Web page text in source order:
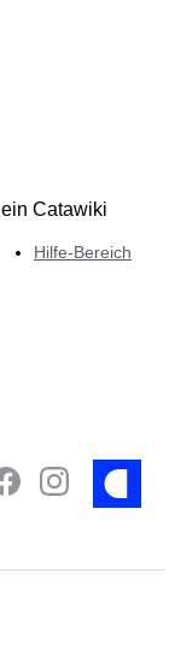
Catawiki
Hilfe-Bereich